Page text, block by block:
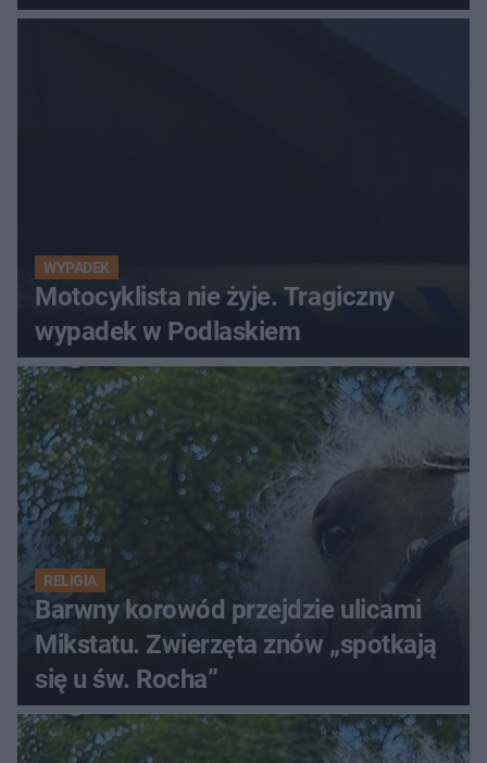
WYPADEK
Motocyklista nie żyje. Tragiczny
wypadek w Podlaskiem
RELIGIA
Barwny korowód przejdzie ulicami
Mikstatu. Zwierzęta znów „spotkają
się u św. Rocha”